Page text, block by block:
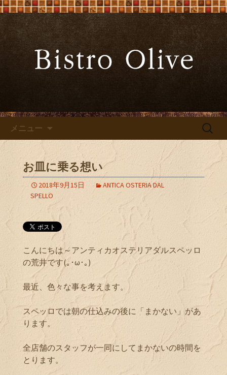
大阪難波の「Bistro Olive（ビ
ストロ オリーブ）」
大阪難波の「ビストロオリーブ」でワ
インと炭火焼料理を
メニュー
検
お皿に乗る想い
2018年9月15日
ANTICA OSTERIA DAL
SPELLO
こんにちは～アンティカオステリアダルスペッロ
の荒井です(｡･ω･｡)
最近、色々な事を考えます。
スペッロでは朝の仕込みの後に「まかない」があ
ります。
全店舗のスタッフが一同にしてまかないの時間を
とります。